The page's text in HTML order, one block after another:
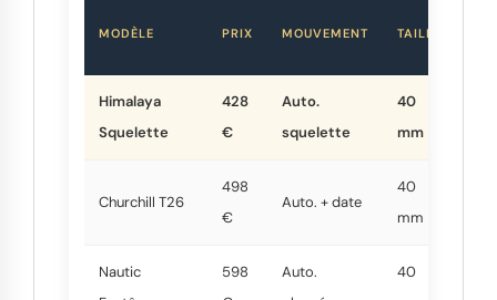
MODÈLE PRIX MOUVEMENT TAILLE
Himalaya
Squelette
428
€
Auto.
squelette
40
mm
Churchill T26
498
€
Auto. + date
40
mm
Nautic
598
Auto.
40